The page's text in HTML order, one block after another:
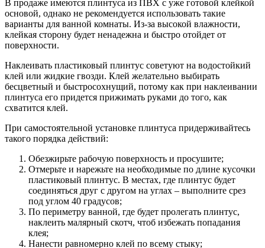
В продаже имеются плинтуса из ПВХ с уже готовой клейкой
основой, однако не рекомендуется использовать такие
варианты для ванной комнаты. Из-за высокой влажности,
клейкая сторону будет ненадежна и быстро отойдет от
поверхности.
Наклеивать пластиковый плинтус советуют на водостойкий
клей или жидкие гвозди. Клей желательно выбирать
бесцветный и быстросохнущий, потому как при наклеивании
плинтуса его придется прижимать руками до того, как
схватится клей.
При самостоятельной установке плинтуса придерживайтесь
такого порядка действий:
Обезжирьте рабочую поверхность и просушите;
Отмерьте и нарежьте на необходимые по длине кусочки
пластиковый плинтус. В местах, где плинтус будет
соединяться друг с другом на углах – выполните срез
под углом 40 градусов;
По периметру ванной, где будет пролегать плинтус,
наклеить малярный скотч, чтоб избежать попадания
клея;
Нанести равномерно клей по всему стыку;